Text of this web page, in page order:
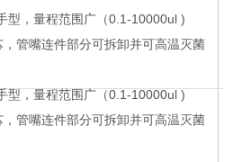
型，量程范围广（0.1-10000ul )
，管嘴连件部分可拆卸并可高温灭菌
型，量程范围广（0.1-10000ul )
，管嘴连件部分可拆卸并可高温灭菌